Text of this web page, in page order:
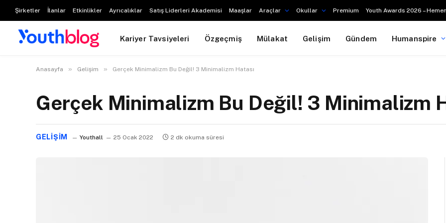
Şirketler İlanlar Etkinlikler Ayrıcalıklar Satış Liderleri Akademisi Maaşlar Araçlar Okullar Premium Youth Awards 2026 –
Kariyer Tavsiyeleri Özgeçmiş Mülakat Gelişim Gündem Humanspire
Anasayfa » Gelişim » Gerçek Minimalizm Bu Değil! 3 Minimalizm Hatası
Gerçek Minimalizm Bu Değil! 3 Minimalizm
GELIŞIM Youthall 25 Ocak 2022 2 dk okuma süresi